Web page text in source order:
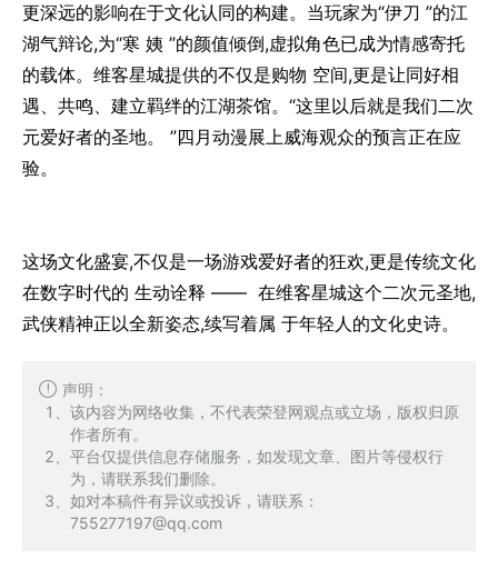
更深远的影响在于文化认同的构建。当玩家为“伊刀 ”的江
湖气辩论,为“寒 姨 ”的颜值倾倒,虚拟角色已成为情感寄托
的载体。维客星城提供的不仅是购物 空间,更是让同好相
遇、共鸣、建立羁绊的江湖茶馆。“这里以后就是我们二次
元爱好者的圣地。 ”四月动漫展上威海观众的预言正在应
验。
这场文化盛宴,不仅是一场游戏爱好者的狂欢,更是传统文化
在数字时代的 生动诠释 —— 在维客星城这个二次元圣地,
武侠精神正以全新姿态,续写着属 于年轻人的文化史诗。
声明：
该内容为网络收集，不代表荣登网观点或立场，版权归原
作者所有。
平台仅提供信息存储服务，如发现文章、图片等侵权行
为，请联系我们删除。
如对本稿件有异议或投诉，请联系：
755277197@qq.com